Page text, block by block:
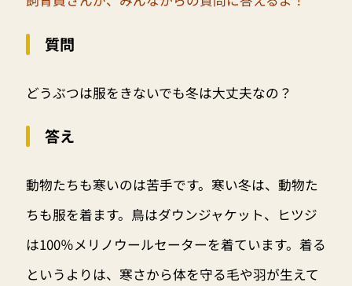
質問
どうぶつは服をきないでも冬は大丈夫なの？
答え
動物たちも寒いのは苦手です。寒い冬は、動物た
ちも服を着ます。鳥はダウンジャケット、ヒツジ
は100％メリノウールセーターを着ています。着る
というよりは、寒さから体を守る毛や羽が生えて